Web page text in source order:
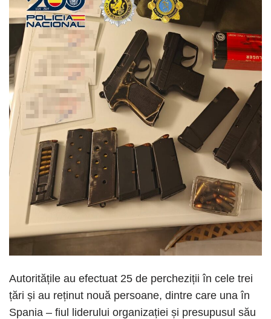
Autoritățile au efectuat 25 de percheziții în cele trei
țări și au reținut nouă persoane, dintre care una în
Spania – fiul liderului organizației și presupusul său